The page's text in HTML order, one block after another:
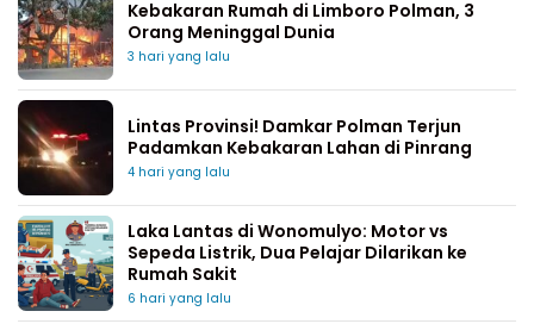
Kebakaran Rumah di Limboro Polman, 3
Orang Meninggal Dunia
3 hari yang lalu
Lintas Provinsi! Damkar Polman Terjun
Padamkan Kebakaran Lahan di Pinrang
4 hari yang lalu
Laka Lantas di Wonomulyo: Motor vs
Sepeda Listrik, Dua Pelajar Dilarikan ke
Rumah Sakit
6 hari yang lalu